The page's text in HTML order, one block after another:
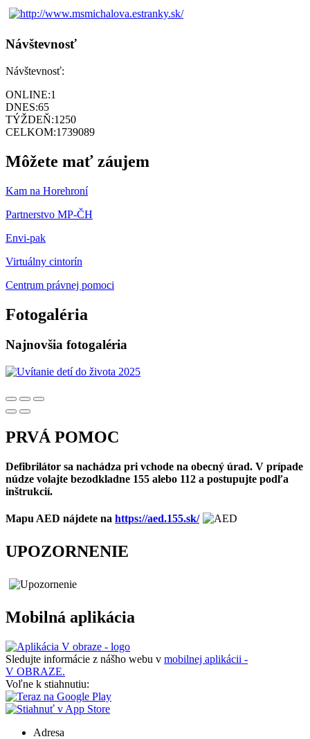
Návštevnosť
Návštevnosť:
ONLINE:1
DNES:65
TÝŽDEŇ:1250
CELKOM:1739089
Môžete mať záujem
Kam na Horehroní
Partnerstvo MP-ČH
Envi-pak
Virtuálny cintorín
Centrum právnej pomoci
Fotogaléria
Najnovšia fotogaléria
PRVÁ POMOC
Defibrilátor sa nachádza pri vchode na obecný úrad. V prípade
núdze volajte bezodkladne 155 alebo 112 a postupujte podľa
inštrukcií.
Mapu AED nájdete na https://aed.155.sk/
UPOZORNENIE
Mobilná aplikácia
Sledujte informácie z nášho webu v mobilnej aplikácii -
V OBRAZE.
Voľne k stiahnutiu:
Adresa